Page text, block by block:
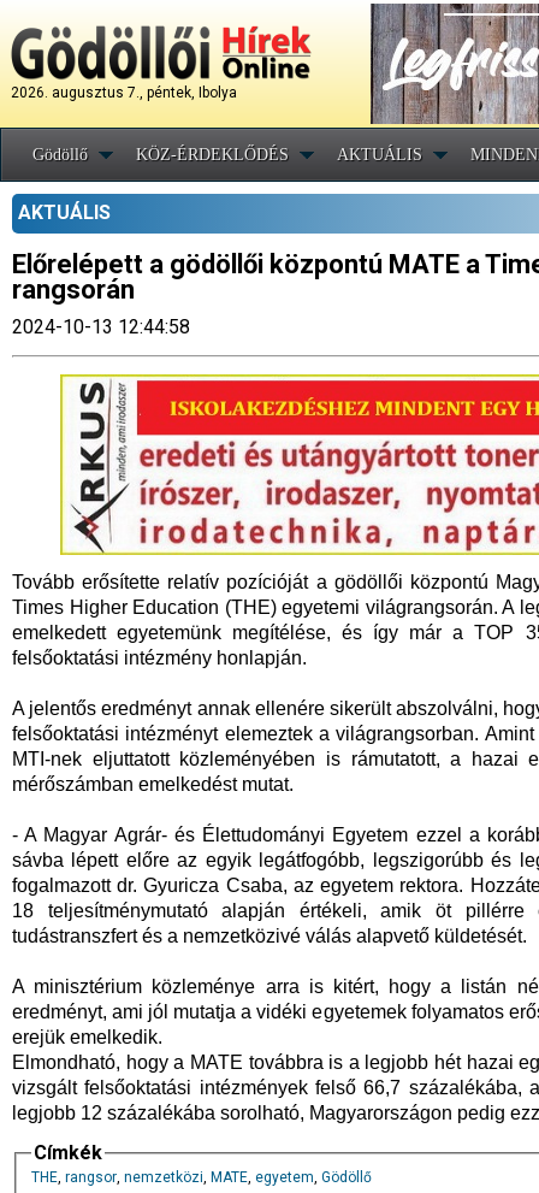
2026. augusztus 7., péntek, Ibolya
Gödöllő KÖZ-ÉRDEKLŐDÉS AKTUÁLIS
AKTUÁLIS
Előrelépett a gödöllői központú MATE a
rangsorán
2024-10-13 12:44:58
Tovább erősítette relatív pozícióját a gödöllői központú
Times Higher Education (THE) egyetemi világrangsorán. A
emelkedett egyetemünk megítélése, és így már a TOP
felsőoktatási intézmény honlapján.
A jelentős eredményt annak ellenére sikerült abszolválni,
felsőoktatási intézményt elemeztek a világrangsorban.
MTI-nek eljuttatott közleményében is rámutatott, a
mérőszámban emelkedést mutat.
- A Magyar Agrár- és Élettudományi Egyetem ezzel a
sávba lépett előre az egyik legátfogóbb, legszigorúbb és
fogalmazott dr. Gyuricza Csaba, az egyetem rektora.
18 teljesítménymutató alapján értékeli, amik öt
tudástranszfert és a nemzetközivé válás alapvető küldetését.
A minisztérium közleménye arra is kitért, hogy a listán
eredményt, ami jól mutatja a vidéki egyetemek folyamatos
erejük emelkedik.
Elmondható, hogy a MATE továbbra is a legjobb hét hazai
vizsgált felsőoktatási intézmények felső 66,7 százalékába,
legjobb 12 százalékába sorolható, Magyarországon pedig
Címkék
THE, rangsor, nemzetközi, MATE, egyetem, Gödöllő